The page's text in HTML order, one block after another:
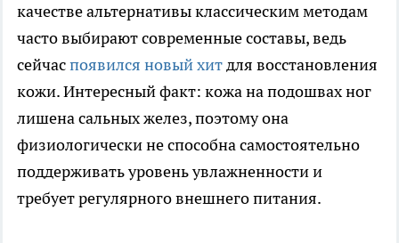
качестве альтернативы классическим методам
часто выбирают современные составы, ведь
сейчаспоявился новый хитдля восстановления
кожи. Интересный факт: кожа на подошвах ног
лишена сальных желез, поэтому она
физиологически не способна самостоятельно
поддерживать уровень увлажненности и
требует регулярного внешнего питания.